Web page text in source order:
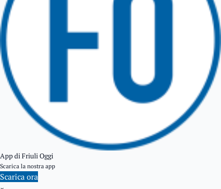
App di Friuli Oggi
Scarica la nostra app
Scarica ora